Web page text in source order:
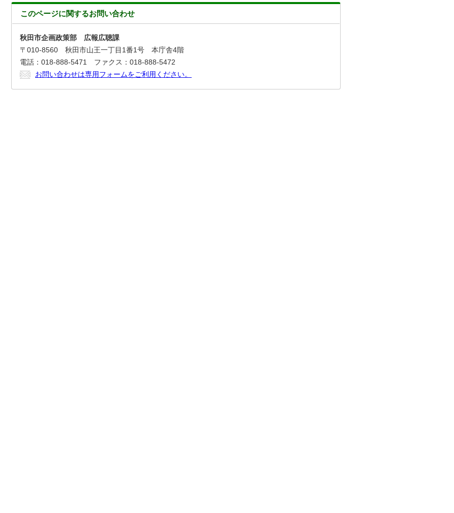
このページに関するお問い合わせ
秋田市企画政策部 広報広聴課
〒010-8560 秋田市山王一丁目1番1号 本庁舎4階
電話：018-888-5471 ファクス：018-888-5472
お問い合わせは専用フォームをご利用ください。